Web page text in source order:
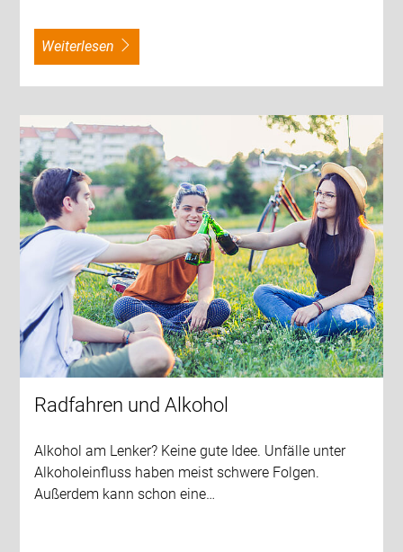
weiterlesen
Radfahren und Alkohol
Alkohol am Lenker? Keine gute Idee. Unfälle unter
Alkoholeinfluss haben meist schwere Folgen.
Außerdem kann schon eine…